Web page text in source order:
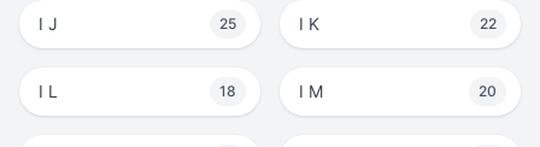
I J 25 I K 22
I L 18 I M 20